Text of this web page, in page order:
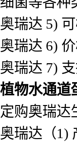
奥瑞达 5)
奥瑞达 6)
奥瑞达 7)
植物水通道
定购奥瑞达
奥瑞达（1)